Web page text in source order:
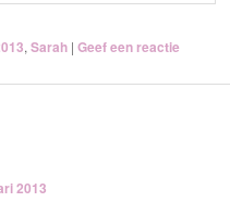
, Sarah | Geef een reactie
2013